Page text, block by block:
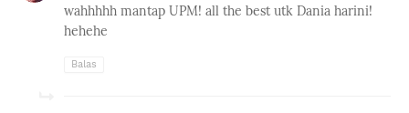
wahhhhh mantap UPM! all the best utk Dania harini!
hehehe
Balas